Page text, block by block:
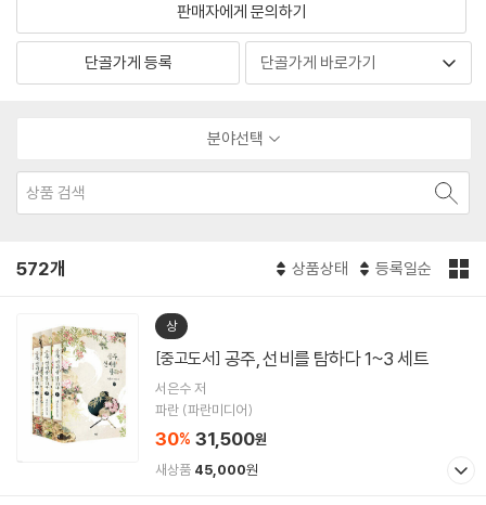
판매자에게 문의하기
단골가게 등록
분야선택
572개 상품상태 등록일순
상
[중고도서] 공주, 선비를 탐하다 1~3 세트
서은수 저
파란 (파란미디어)
30% 31,500원
새상품 45,000원